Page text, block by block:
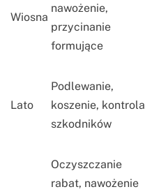
Wiosna
nawożenie,
przycinanie
formujące
Lato
Podlewanie,
koszenie, kontrola
szkodników
Oczyszczanie
rabat, nawożenie